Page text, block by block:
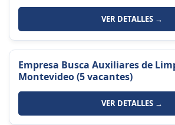
VER DETALLES →
Empresa Busca Auxiliares de
Montevideo (5 vacantes)
VER DETALLES →